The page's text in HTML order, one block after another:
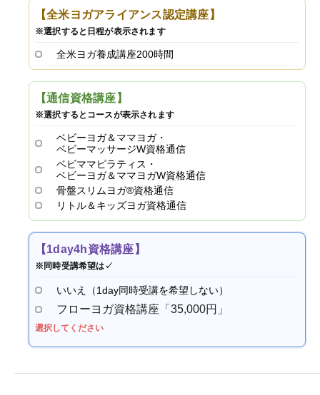
【全米ヨガアライアンス認定講座】
※選択すると日程が表示されます
全米ヨガ養成講座200時間
【通信資格講座】
※選択するとコースが表示されます
ベビーヨガ＆ママヨガ・
ベビーマッサージW資格通信
ベビママピラティス・
ベビーヨガ＆ママヨガW資格通信
骨盤スリムヨガ®資格通信
リトル＆キッズヨガ資格通信
【1day4h資格講座】
※同時受講希望は✓
いいえ（1day同時受講を希望しない）
フローヨガ資格講座「35,000円」
選択してください